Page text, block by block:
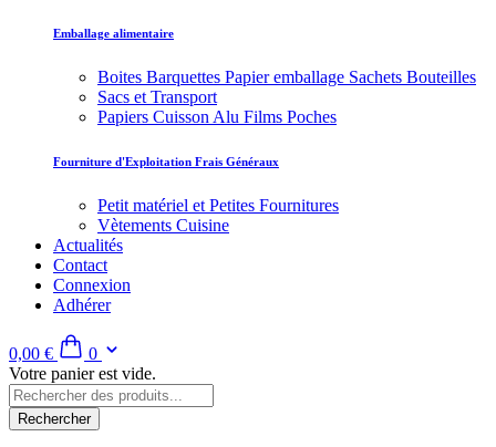
Emballage alimentaire
Boites Barquettes Papier emballage Sachets Bouteilles
Sacs et Transport
Papiers Cuisson Alu Films Poches
Fourniture d'Exploitation Frais Généraux
Petit matériel et Petites Fournitures
Vètements Cuisine
Actualités
Contact
Connexion
Adhérer
0,00 €
0
Votre panier est vide.
Rechercher